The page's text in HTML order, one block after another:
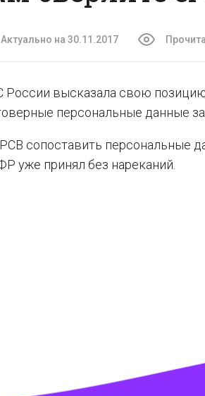
Актуально на 30.11.2017
высказала свою позицию
персональные данные
сопоставить персональные
уже принял без нареканий.